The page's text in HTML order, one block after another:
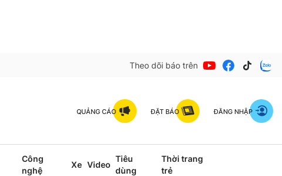
Theo dõi báo trên
QUẢNG CÁO ĐẶT BÁO ĐĂNG NHẬP
Công
nghệ
Xe Video
Tiêu
dùng
Thời trang
trẻ